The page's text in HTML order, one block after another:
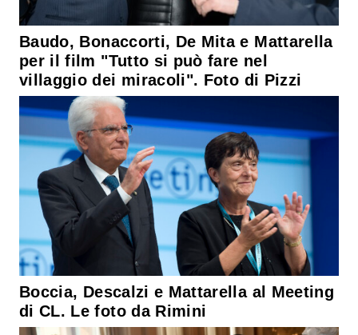
Baudo, Bonaccorti, De Mita e Mattarella
per il film "Tutto si può fare nel
villaggio dei miracoli". Foto di Pizzi
Boccia, Descalzi e Mattarella al Meeting
di CL. Le foto da Rimini